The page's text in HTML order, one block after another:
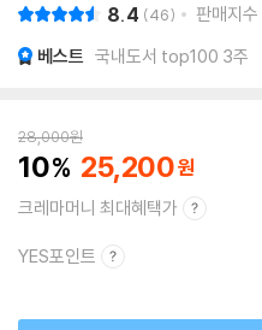
8.4 46 판매지수
베스트 국내도서 top100 3주
28,000원
10 25,200
크레마머니 최대혜택가
YES포인트